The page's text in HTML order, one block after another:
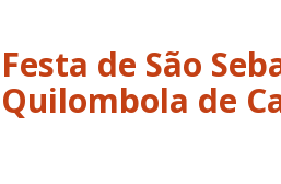
Festa de São
Quilombola de